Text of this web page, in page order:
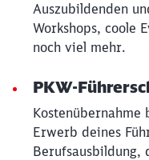
Auszubildenden
Workshops, coole
noch viel mehr.
PKW-
Erwerb deines